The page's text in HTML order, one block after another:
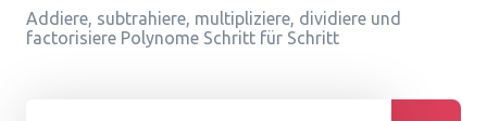
Addiere, subtrahiere, multipliziere, dividiere und
factorisiere Polynome Schritt für Schritt